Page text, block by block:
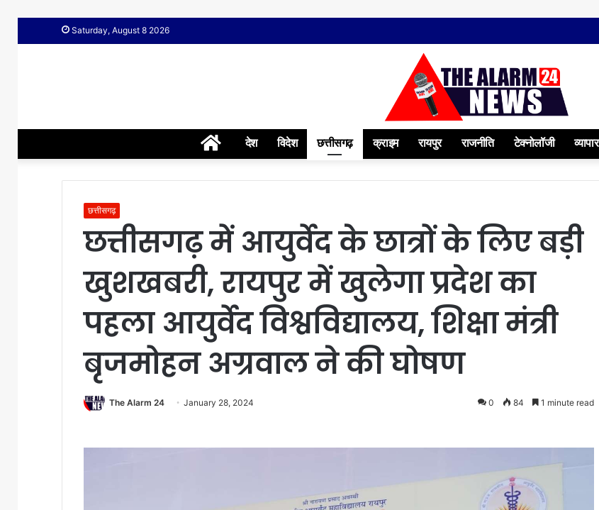
Saturday, August 8 2026
Homeदेश विदेश छत्तीसगढ़ क्राइम रायपुर राजनीति टेक्नोलॉजी व्यापार
छत्तीसगढ़
छत्तीसगढ़ में आयुर्वेद के छात्रों के लिए बड़ी
खुशखबरी, रायपुर में खुलेगा प्रदेश का
पहला आयुर्वेद विश्वविद्यालय, शिक्षा मंत्री
बृजमोहन अग्रवाल ने की घोषण
The Alarm 24 January 28, 2024 0 84 1 minute read